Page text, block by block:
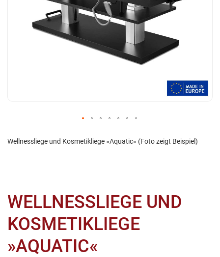
Wellnessliege und Kosmetikliege »Aquatic« (Foto zeigt Beispiel)
WELLNESSLIEGE UND
KOSMETIKLIEGE
»AQUATIC«